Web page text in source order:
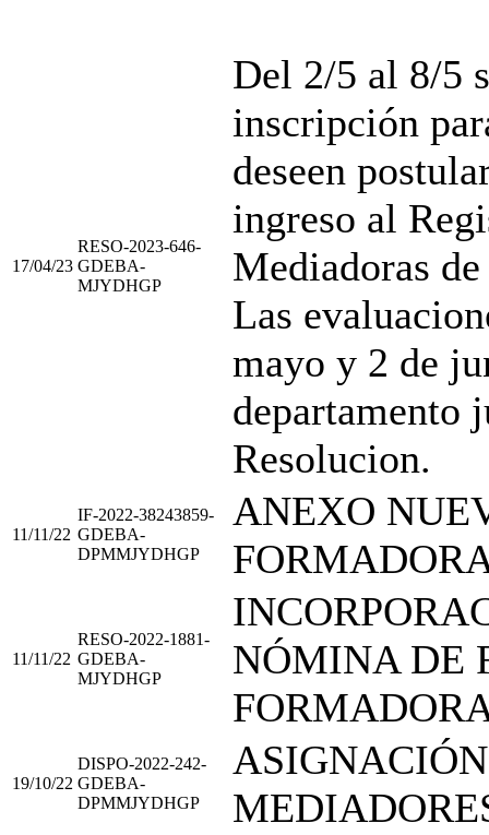
17/04/23
RESO-2023-646-
GDEBA-
MJYDHGP
Del 2/5 al 8/5
inscripción
deseen
ingreso al
Mediadoras
Las
mayo y 2 de
departamento
Resolucion.
11/11/22
IF-2022-38243859-
GDEBA-
DPMMJYDHGP
ANEXO
11/11/22
RESO-2022-1881-
GDEBA-
MJYDHGP
NÓMINA DE
19/10/22
DISPO-2022-242-
GDEBA-
DPMMJYDHGP